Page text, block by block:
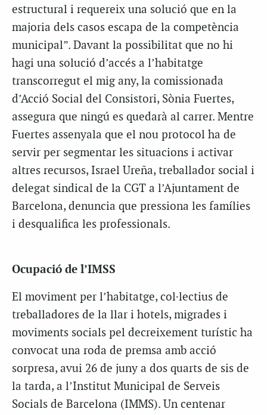
estructural i requereix una solució que en la
majoria dels casos escapa de la competència
municipal”. Davant la possibilitat que no hi
hagi una solució d’accés a l’habitatge
transcorregut el mig any, la comissionada
d’Acció Social del Consistori, Sònia Fuertes,
assegura que ningú es quedarà al carrer. Mentre
Fuertes assenyala que el nou protocol ha de
servir per segmentar les situacions i activar
altres recursos, Israel Ureña, treballador social i
delegat sindical de la CGT a l’Ajuntament de
Barcelona, denuncia que pressiona les famílies
i desqualifica les professionals.
Ocupació de l’IMSS
El moviment per l’habitatge, col·lectius de
treballadores de la llar i hotels, migrades i
moviments socials pel decreixement turístic ha
convocat una roda de premsa amb acció
sorpresa, avui 26 de juny a dos quarts de sis de
la tarda, a l’Institut Municipal de Serveis
Socials de Barcelona (IMMS). Un centenar